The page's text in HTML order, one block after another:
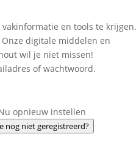
en tools te krijgen.
Onze digitale middelen en
wil je niet missen!
of wachtwoord.
opnieuw instellen
nog niet geregistreerd?